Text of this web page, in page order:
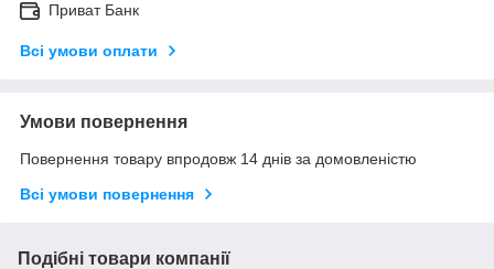
Приват Банк
Всі умови оплати
Умови повернення
Повернення товару впродовж 14 днів за домовленістю
Всі умови повернення
Подібні товари компанії